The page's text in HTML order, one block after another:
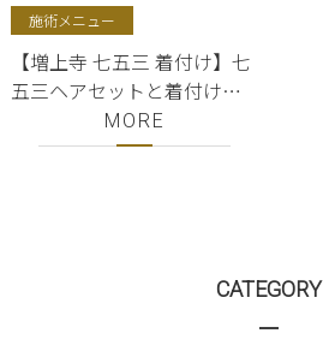
施術メニュー
【増上寺 七五三 着付け】七
五三ヘアセットと着付けが
できる銀座・東京タワー近
くの美容院ShellBear｜早朝
MORE
CATEGORY